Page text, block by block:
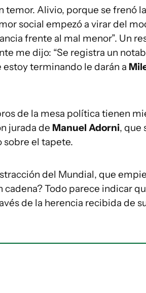
temor. Alivio, porque se frenó
social empezó a virar del
frente al mal menor”. Un
me dijo: “Se registra un
estoy terminando le darán a
de la mesa política tienen
jurada de Manuel Adorni, que
sobre el tapete.
del Mundial, que
cadena? Todo parece indicar
de la herencia recibida de